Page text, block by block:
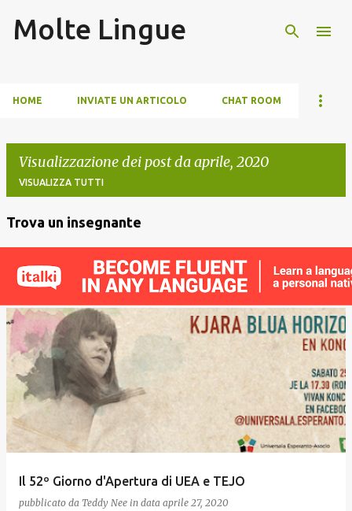
Molte Lingue
HOME INVIATE UN ARTICOLO CHAT ROOM
Visualizzazione dei post da aprile, 2020
VISUALIZZA TUTTI
t
Trova un insegnante
Il 52º Giorno d'Apertura di UEA e TEJO
pubblicato da Teddy Nee in data aprile 27, 2020